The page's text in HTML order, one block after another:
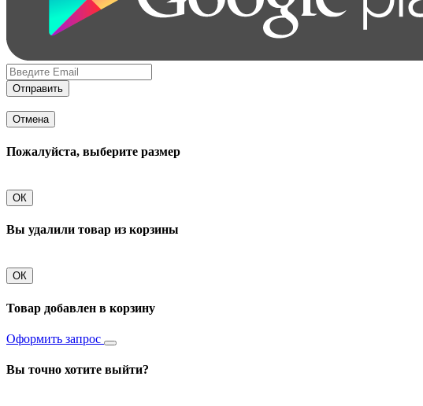
Отправить
Отмена
Пожалуйста, выберите размер
ОК
Вы удалили товар из корзины
ОК
Товар добавлен в корзину
Оформить запрос
Вы точно хотите выйти?